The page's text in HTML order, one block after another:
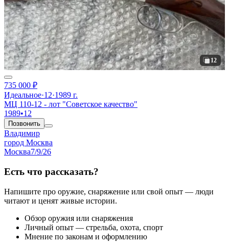
12
735 000 ₽
Идеальное·12·1989 г.
МЦ 110-12 - лот "Советское качество"
1989•12
Позвонить
Владимир
город Москва
Москва7/9/26
Есть что рассказать?
Напишите про оружие, снаряжение или свой опыт — люди
читают и ценят живые истории.
Обзор оружия или снаряжения
Личный опыт — стрельба, охота, спорт
Мнение по законам и оформлению